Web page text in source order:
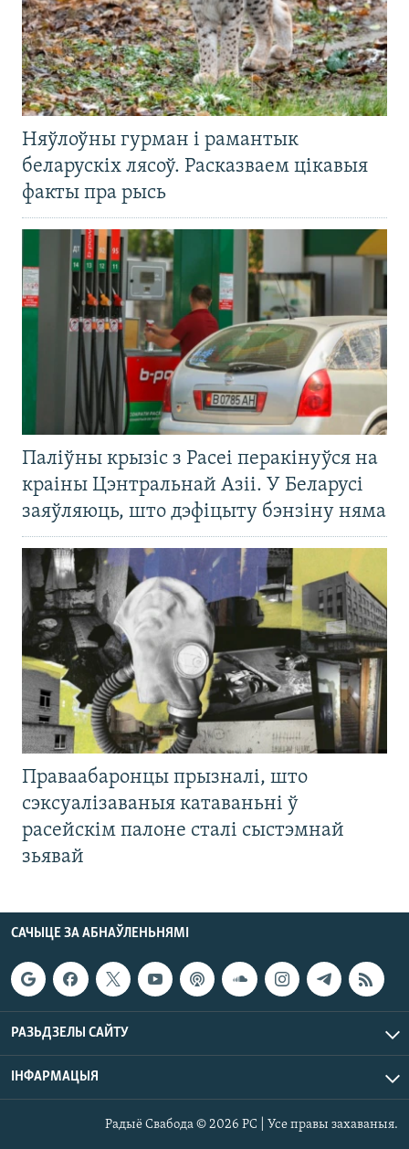
Няўлоўны гурман і рамантык
беларускіх лясоў. Расказваем цікавыя
факты пра рысь
Паліўны крызіс з Расеі перакінуўся на
краіны Цэнтральнай Азіі. У Беларусі
заяўляюць, што дэфіцыту бэнзіну няма
Праваабаронцы прызналі, што
сэксуалізаваныя катаваньні ў
расейскім палоне сталі сыстэмнай
зьявай
САЧЫЦЕ ЗА АБНАЎЛЕНЬНЯМІ
РАЗЬДЗЕЛЫ САЙТУ
ІНФАРМАЦЫЯ
Радыё Свабода © 2026 РС | Усе правы захаваныя.